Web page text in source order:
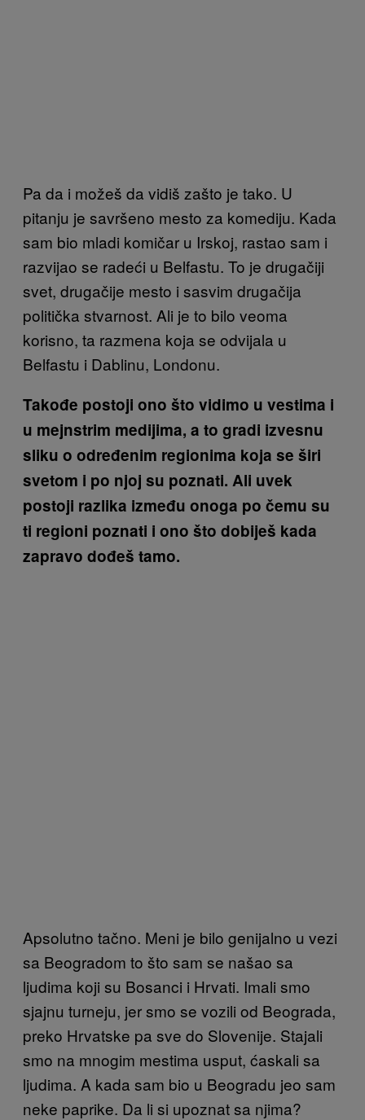
Pa da i možeš da vidiš zašto je tako. U
pitanju je savršeno mesto za komediju. Kada
sam bio mladi komičar u Irskoj, rastao sam i
razvijao se radeći u Belfastu. To je drugačiji
svet, drugačije mesto i sasvim drugačija
politička stvarnost. Ali je to bilo veoma
korisno, ta razmena koja se odvijala u
Belfastu i Dablinu, Londonu.
Takođe postoji ono što vidimo u vestima i
u mejnstrim medijima, a to gradi izvesnu
sliku o određenim regionima koja se širi
svetom i po njoj su poznati. Ali uvek
postoji razlika između onoga po čemu su
ti regioni poznati i ono što dobiješ kada
zapravo dođeš tamo.
Apsolutno tačno. Meni je bilo genijalno u vezi
sa Beogradom to što sam se našao sa
ljudima koji su Bosanci i Hrvati. Imali smo
sjajnu turneju, jer smo se vozili od Beograda,
preko Hrvatske pa sve do Slovenije. Stajali
smo na mnogim mestima usput, ćaskali sa
ljudima. A kada sam bio u Beogradu jeo sam
neke paprike. Da li si upoznat sa njima?